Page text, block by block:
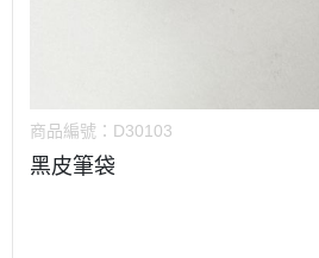
商品編號： D30103
黑皮筆袋